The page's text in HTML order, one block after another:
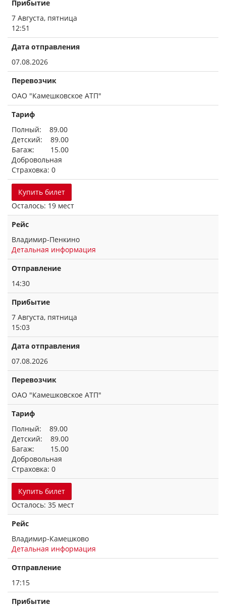
Прибытие
7 Августа, пятница
12:51
Дата отправления
07.08.2026
Перевозчик
ОАО "Камешковское АТП"
Тариф
Полный: 89.00
Детский: 89.00
Багаж: 15.00
Добровольная
Страховка: 0
Купить билет
Осталось: 19 мест
Рейс
Владимир-Пенкино
Детальная информация
Отправление
14:30
Прибытие
7 Августа, пятница
15:03
Дата отправления
07.08.2026
Перевозчик
ОАО "Камешковское АТП"
Тариф
Полный: 89.00
Детский: 89.00
Багаж: 15.00
Добровольная
Страховка: 0
Купить билет
Осталось: 35 мест
Рейс
Владимир-Камешково
Детальная информация
Отправление
17:15
Прибытие